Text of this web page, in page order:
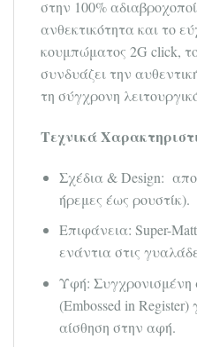
στην 100%
ανθεκτικότητα και το
κουμπώματος 2G click,
συνδυάζει την
τη σύγχρονη
Τεχνικά
Σχέδια & Design:
ήρεμες έως ρουστίκ).
Επιφάνεια: Super-
ενάντια στις
Υφή:
(Embossed in
αίσθηση στην αφή.